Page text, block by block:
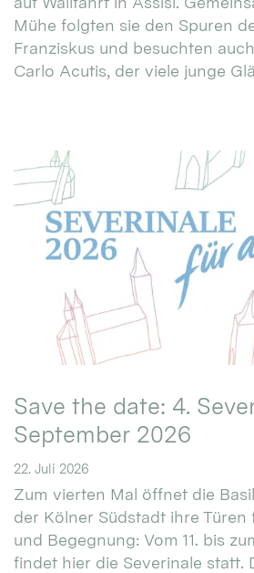
Mühe folgten sie den Spuren
Franziskus und besuchten
Carlo Acutis, der viele junge
Save the date: 4.
September 2026
22. Juli 2026
Zum vierten Mal öffnet die
der Kölner Südstadt ihre Türen
und Begegnung: Vom 11. bis
findet hier die Severinale statt.